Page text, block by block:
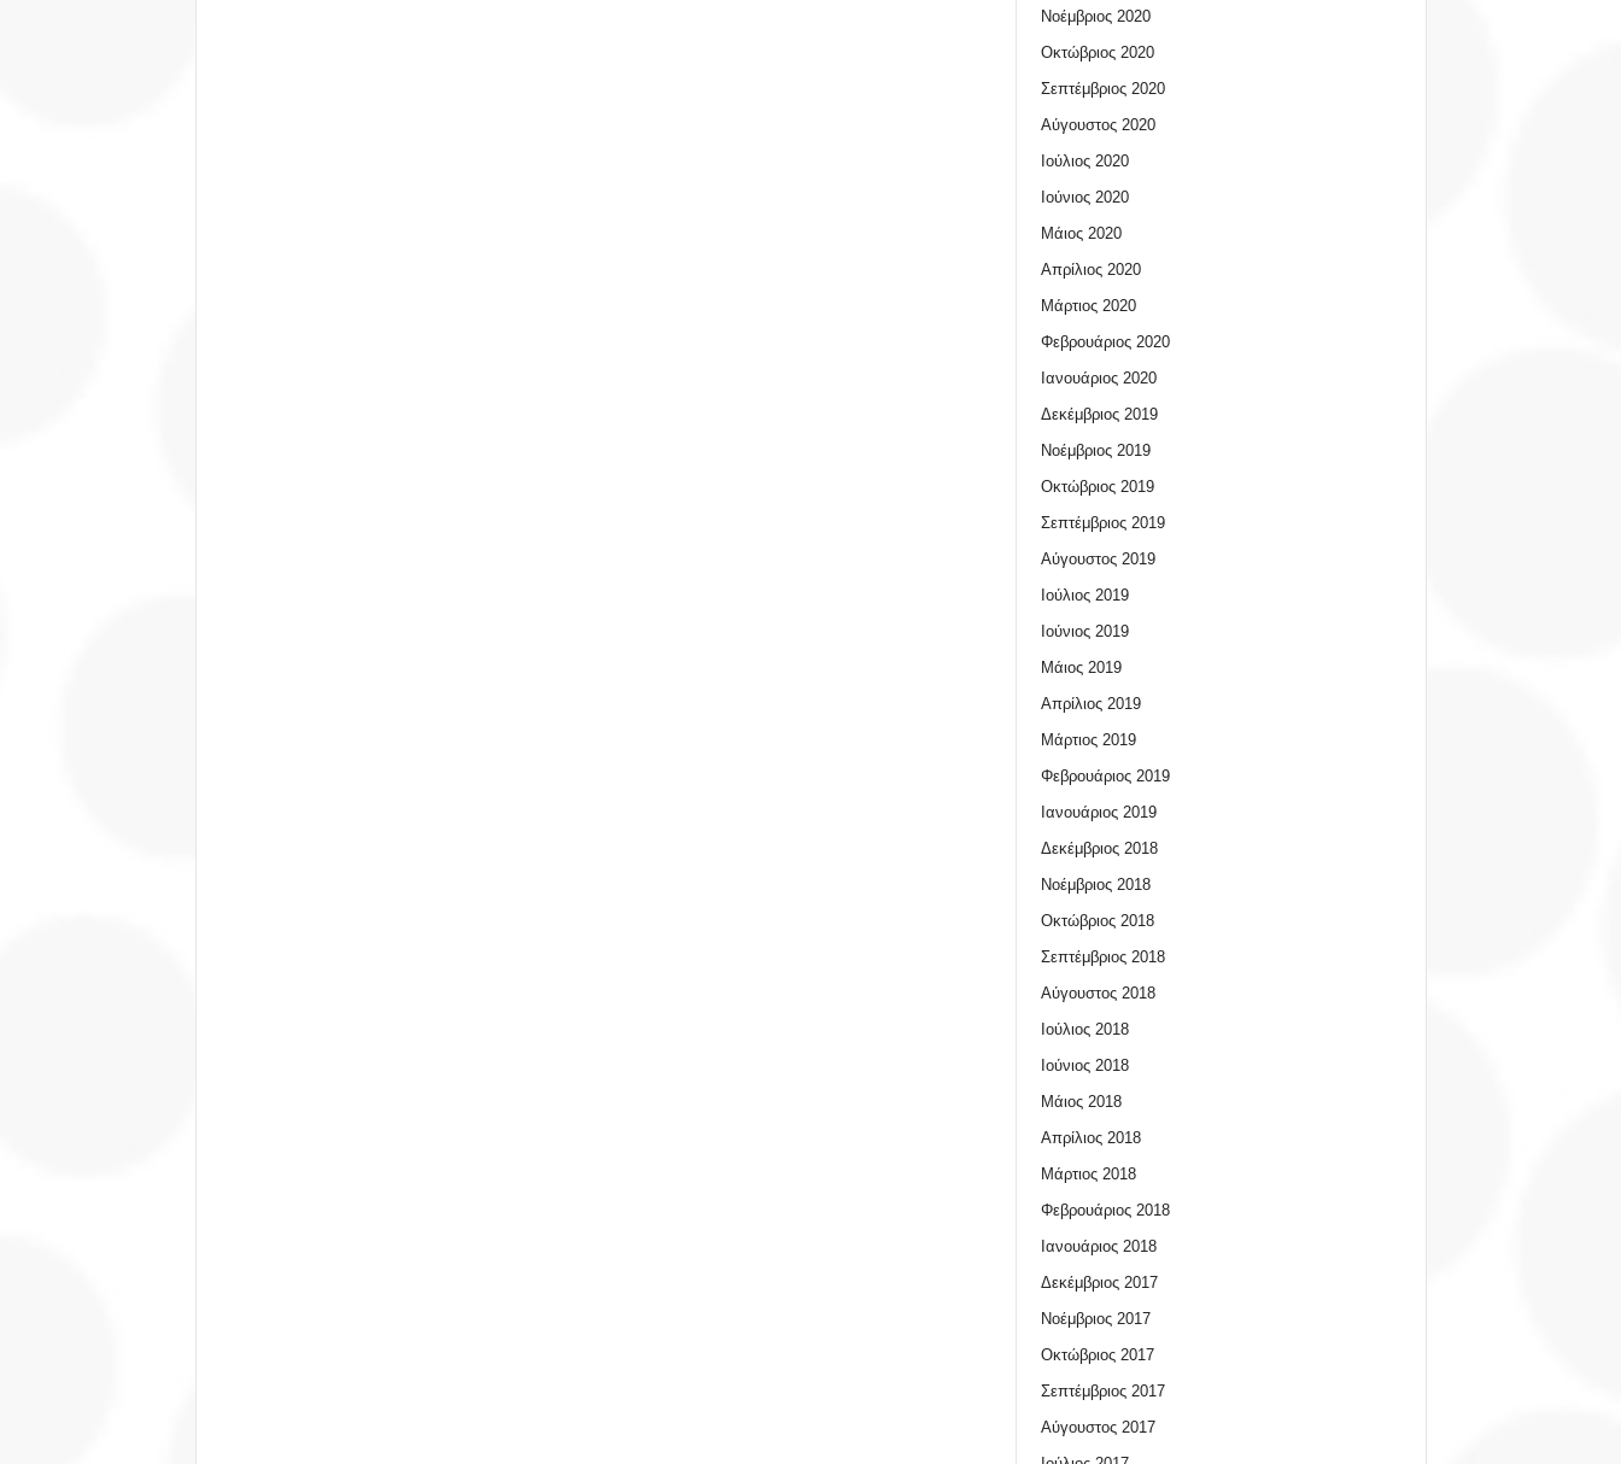
Νοέμβριος 2020
Οκτώβριος 2020
Σεπτέμβριος 2020
Αύγουστος 2020
Ιούλιος 2020
Ιούνιος 2020
Μάιος 2020
Απρίλιος 2020
Μάρτιος 2020
Φεβρουάριος 2020
Ιανουάριος 2020
Δεκέμβριος 2019
Νοέμβριος 2019
Οκτώβριος 2019
Σεπτέμβριος 2019
Αύγουστος 2019
Ιούλιος 2019
Ιούνιος 2019
Μάιος 2019
Απρίλιος 2019
Μάρτιος 2019
Φεβρουάριος 2019
Ιανουάριος 2019
Δεκέμβριος 2018
Νοέμβριος 2018
Οκτώβριος 2018
Σεπτέμβριος 2018
Αύγουστος 2018
Ιούλιος 2018
Ιούνιος 2018
Μάιος 2018
Απρίλιος 2018
Μάρτιος 2018
Φεβρουάριος 2018
Ιανουάριος 2018
Δεκέμβριος 2017
Νοέμβριος 2017
Οκτώβριος 2017
Σεπτέμβριος 2017
Αύγουστος 2017